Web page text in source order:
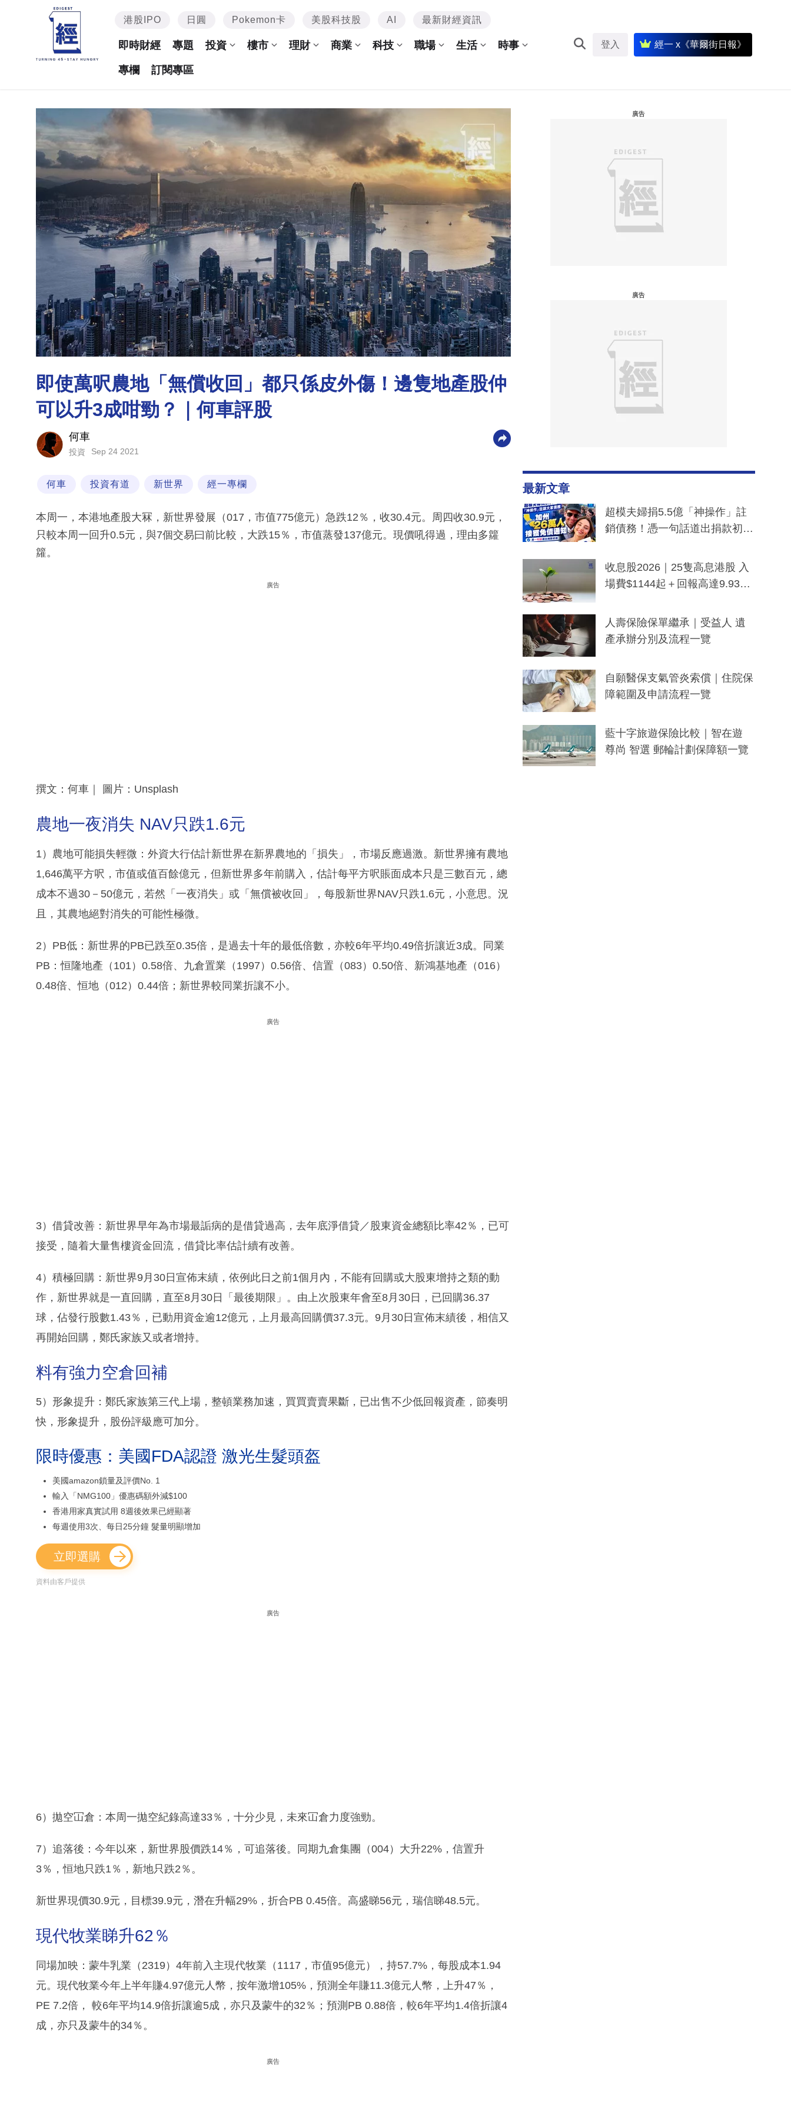
港股IPO 日圓 Pokemon卡 美股科技股 AI 最新財經資訊
即時財經 專題 投資 樓市 理財 商業 科技 職場 生活 時事
專欄 訂閱專區
登入 經一 x《華爾街日報》
即使萬呎農地「無償收回」都只係皮外傷！邊隻地產股仲
可以升3成咁勁？｜何車評股
何車
投資 Sep 24 2021
何車 投資有道 新世界 經一專欄
本周一，本港地產股大冧，新世界發展（017，市值775億元）急跌12％，收30.4元。周四收30.9元，
只較本周一回升0.5元，與7個交易曰前比較，大跌15％，市值蒸發137億元。現價吼得過，理由多籮
籮。
廣告
撰文：何車｜ 圖片：Unsplash
農地一夜消失 NAV只跌1.6元
1）農地可能損失輕微：外資大行估計新世界在新界農地的「損失」，市場反應過激。新世界擁有農地
1,646萬平方呎，市值或值百餘億元，但新世界多年前購入，估計每平方呎賬面成本只是三數百元，總
成本不過30－50億元，若然「一夜消失」或「無償被收回」，每股新世界NAV只跌1.6元，小意思。況
且，其農地絕對消失的可能性極微。
2）PB低：新世界的PB已跌至0.35倍，是過去十年的最低倍數，亦較6年平均0.49倍折讓近3成。同業
PB：恒隆地產（101）0.58倍、九倉置業（1997）0.56倍、信置（083）0.50倍、新鴻基地產（016）
0.48倍、恒地（012）0.44倍；新世界較同業折讓不小。
廣告
3）借貸改善：新世界早年為市場最詬病的是借貸過高，去年底淨借貸／股東資金總額比率42％，已可
接受，隨着大量售樓資金回流，借貸比率估計續有改善。
4）積極回購：新世界9月30日宣佈末績，依例此日之前1個月內，不能有回購或大股東增持之類的動
作，新世界就是一直回購，直至8月30日「最後期限」。由上次股東年會至8月30日，已回購36.37
球，佔發行股數1.43％，已動用資金逾12億元，上月最高回購價37.3元。9月30日宣佈末績後，相信又
再開始回購，鄭氏家族又或者增持。
料有強力空倉回補
5）形象提升：鄭氏家族第三代上場，整頓業務加速，買買賣賣果斷，已出售不少低回報資產，節奏明
快，形象提升，股份評級應可加分。
限時優惠：美國FDA認證 激光生髮頭盔
美國amazon鎖量及評價No. 1
輸入「NMG100」優惠碼額外減$100
香港用家真實試用 8週後效果已經顯著
每週使用3次、每日25分鐘 髮量明顯增加
立即選購
資料由客戶提供
廣告
6）拋空冚倉：本周一拋空紀錄高達33％，十分少見，未來冚倉力度強勁。
7）追落後：今年以來，新世界股價跌14％，可追落後。同期九倉集團（004）大升22%，信置升
3％，恒地只跌1％，新地只跌2％。
新世界現價30.9元，目標39.9元，潛在升幅29%，折合PB 0.45倍。高盛睇56元，瑞信睇48.5元。
現代牧業睇升62％
同場加映：蒙牛乳業（2319）4年前入主現代牧業（1117，市值95億元），持57.7%，每股成本1.94
元。現代牧業今年上半年賺4.97億元人幣，按年激增105%，預測全年賺11.3億元人幣，上升47％，
PE 7.2倍， 較6年平均14.9倍折讓逾5成，亦只及蒙牛的32％；預測PB 0.88倍，較6年平均1.4倍折讓4
成，亦只及蒙牛的34％。
廣告
廣告
廣告
最新文章
超模夫婦捐5.5億「神操作」註
銷債務！憑一句話道出捐款初
一度被誤當詐騙手段
收息股2026｜25隻高息港股 入
場費$1144起＋回報高達9.93
人壽保險保單繼承｜受益人 遺
產承辦分別及流程一覽
自願醫保支氣管炎索償｜住院保
障範圍及申請流程一覽
藍十字旅遊保險比較｜智在遊
尊尚 智選 郵輪計劃保障額一覽